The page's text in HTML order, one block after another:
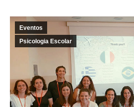
Eventos
Psicologia Escolar